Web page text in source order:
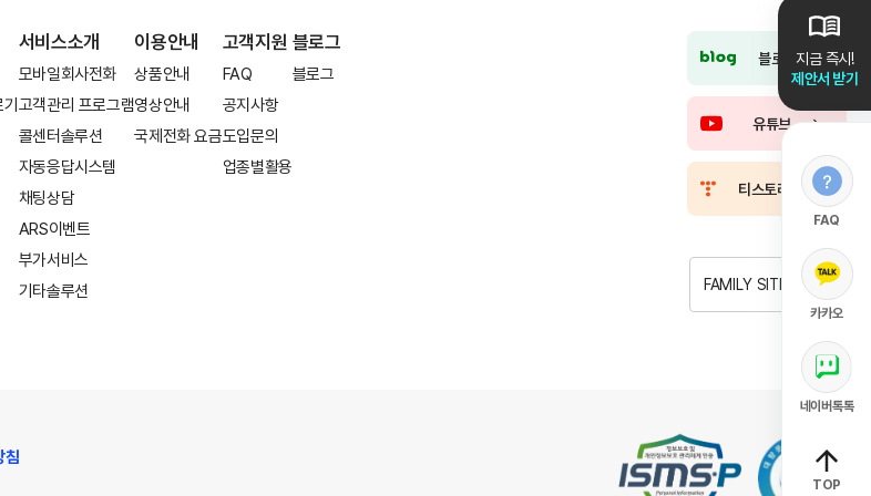
지금 즉시!
제안서 받기
FAQ
카카오
네이버톡톡
TOP
서비스소개
모바일회사전화
고객관리 프로그램
콜센터솔루션
자동응답시스템
채팅상담
ARS이벤트
부가서비스
기타솔루션
이용안내
상품안내
영상안내
국제전화 요금
고객지원
FAQ
공지사항
도입문의
업종별활용
블로그
블로그
블로그
유튜브
티스토리
FAMILY SITE
침